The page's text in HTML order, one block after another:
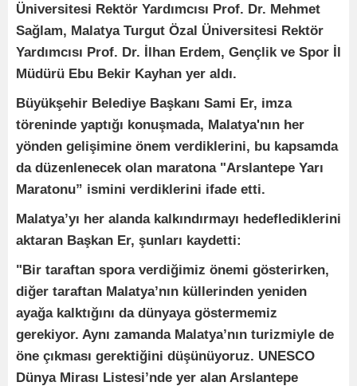
Üniversitesi Rektör Yardımcısı Prof. Dr. Mehmet
Sağlam, Malatya Turgut Özal Üniversitesi Rektör
Yardımcısı Prof. Dr. İlhan Erdem, Gençlik ve Spor İl
Müdürü Ebu Bekir Kayhan yer aldı.
Büyükşehir Belediye Başkanı Sami Er, imza
töreninde yaptığı konuşmada, Malatya'nın her
yönden gelişimine önem verdiklerini, bu kapsamda
da düzenlenecek olan maratona "Arslantepe Yarı
Maratonu” ismini verdiklerini ifade etti.
Malatya’yı her alanda kalkındırmayı hedeflediklerini
aktaran Başkan Er, şunları kaydetti:
"Bir taraftan spora verdiğimiz önemi gösterirken,
diğer taraftan Malatya’nın küllerinden yeniden
ayağa kalktığını da dünyaya göstermemiz
gerekiyor. Aynı zamanda Malatya’nın turizmiyle de
öne çıkması gerektiğini düşünüyoruz. UNESCO
Dünya Mirası Listesi’nde yer alan Arslantepe